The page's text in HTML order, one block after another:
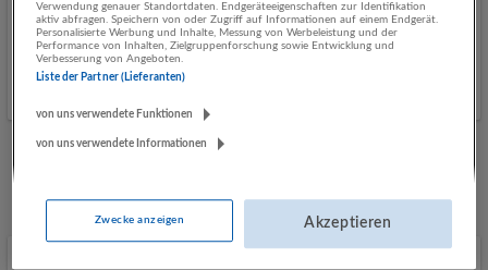
Portier (m/w/d)
17.06.2026,binderholz Gruppe
Hallein
Verwendung genauer Standortdaten. Endgeräteeigenschaften zur Identifikation
aktiv abfragen. Speichern von oder Zugriff auf Informationen auf einem Endgerät.
Personalisierte Werbung und Inhalte, Messung von Werbeleistung und der
Performance von Inhalten, Zielgruppenforschung sowie Entwicklung und
Verbesserung von Angeboten.
Liste der Partner (Lieferanten)
von uns verwendete Funktionen
von uns verwendete Informationen
Zwecke anzeigen Akzeptieren